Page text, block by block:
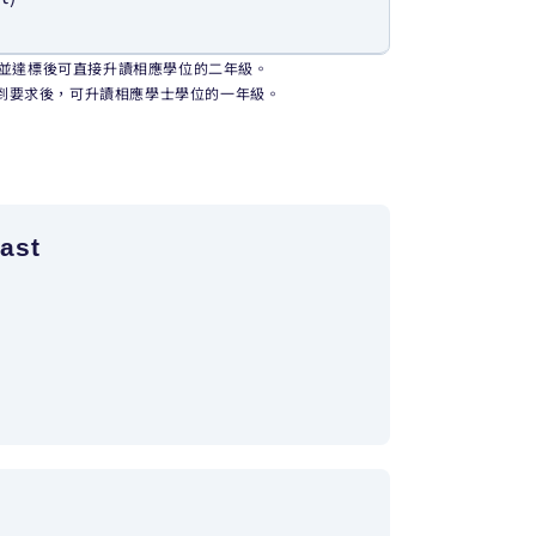
標後可直接升讀相應學位的二年級。
求後，可升讀相應學士學位的一年級。